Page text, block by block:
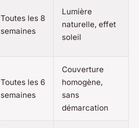
Toutes les 8
semaines
Lumière
naturelle, effet
soleil
Toutes les 6
semaines
Couverture
homogène,
sans
démarcation